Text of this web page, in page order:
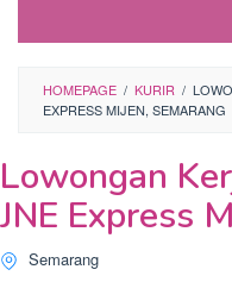
HOMEPAGE / KURIR /
EXPRESS MIJEN, SEMARANG
Lowongan
JNE Express
Semarang